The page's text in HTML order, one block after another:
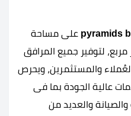
pyramids على مساحة
25 ألف متر مربع، لتوفير جميع المرافق
والمستثمرين، ويحرص
عالية الجودة بما فى
والصيانة والعديد من